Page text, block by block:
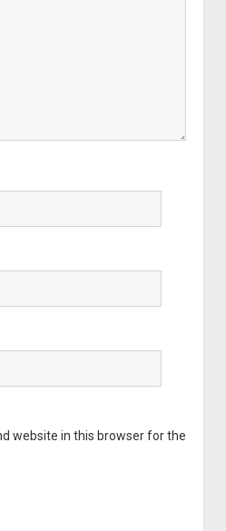
website in this browser for the